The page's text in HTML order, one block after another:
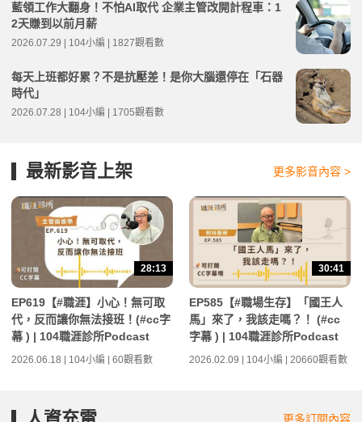
藍領工作大翻身！不怕AI取代 企業主管改開計程車：1
2天賺到以前月薪
2026.07.29 | 104小編 | 1827觀看數
每天上班都好累？不是抗壓差！是你大腦還停在「石器
時代」
2026.07.28 | 104小編 | 1705觀看數
最新影音上架 更多影音內容 >
28:13
EP619【#職涯】小心！無可取
代，反而讓你無法接班！(#cc字
幕 ) | 104職涯診所Podcast
2026.06.18 | 104小編 | 60觀看數
30:41
EP585【#職場生存】「國王人
馬」來了，我該走嗎？！ (#cc
字幕 ) | 104職涯診所Podcast
2026.02.09 | 104小編 | 20660觀看數
更多訂閱內容